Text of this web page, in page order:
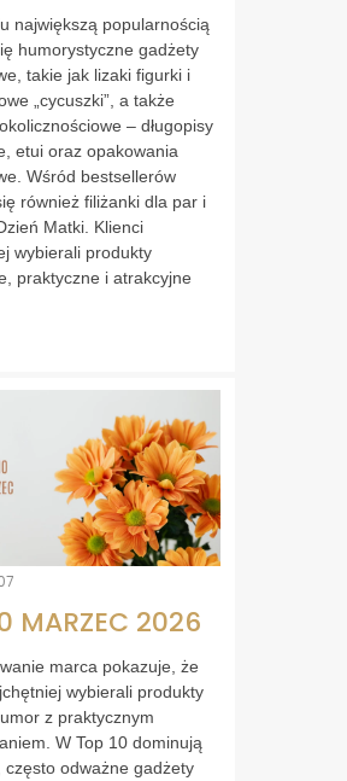
największą popularnością
humorystyczne gadżety
takie jak lizaki figurki i
„cycuszki”, a także
– długopisy
etui oraz opakowania
Wśród bestsellerów
również filiżanki dla par i
Matki. Klienci
wybierali produkty
praktyczne i atrakcyjne
MARZEC 2026
marca pokazuje, że
wybierali produkty
z praktycznym
W Top 10 dominują
często odważne gadżety